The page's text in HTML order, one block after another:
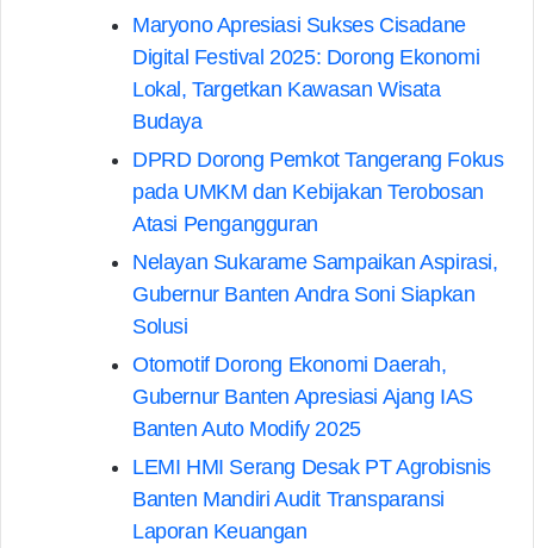
Maryono Apresiasi Sukses Cisadane
Digital Festival 2025: Dorong Ekonomi
Lokal, Targetkan Kawasan Wisata
Budaya
DPRD Dorong Pemkot Tangerang Fokus
pada UMKM dan Kebijakan Terobosan
Atasi Pengangguran
Nelayan Sukarame Sampaikan Aspirasi,
Gubernur Banten Andra Soni Siapkan
Solusi
Otomotif Dorong Ekonomi Daerah,
Gubernur Banten Apresiasi Ajang IAS
Banten Auto Modify 2025
LEMI HMI Serang Desak PT Agrobisnis
Banten Mandiri Audit Transparansi
Laporan Keuangan